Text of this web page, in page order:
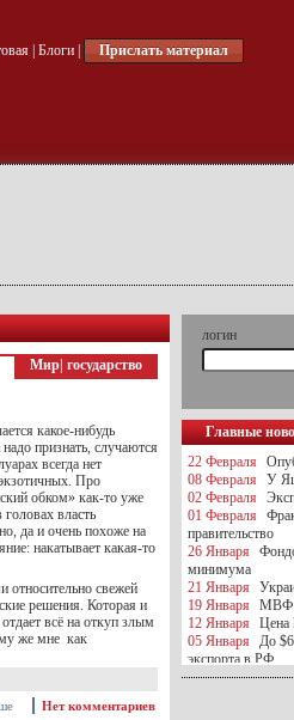
| Блоги| Прислать материал
Мир государство
какое-нибудь
признать, случаются
всегда нет
Про
обком» как-то уже
власть
да и очень похоже на
накатывает какая-то
относительно свежей
решения. Которая и
всё на откуп злым
же мне как
Нет комментариев
логин
Главные
22 Февраля
08 Февраля
У
02 Февраля
01 Февраля
правительство
26 Января
минимума
21 Января
19 Января
МВФ
12 Января
Цена
05 Января
До
экспорта в РФ
05 Января
Киев